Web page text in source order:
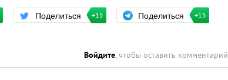
Поделиться +15 Поделиться +15
Войдите, чтобы оставить комментарий